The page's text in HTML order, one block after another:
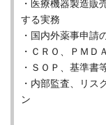
・医療機器製造販
する実務
・国内外薬事申請
・ＣＲＯ、ＰＭＤ
・ＳＯＰ、基準書
・内部監査、リス
ン